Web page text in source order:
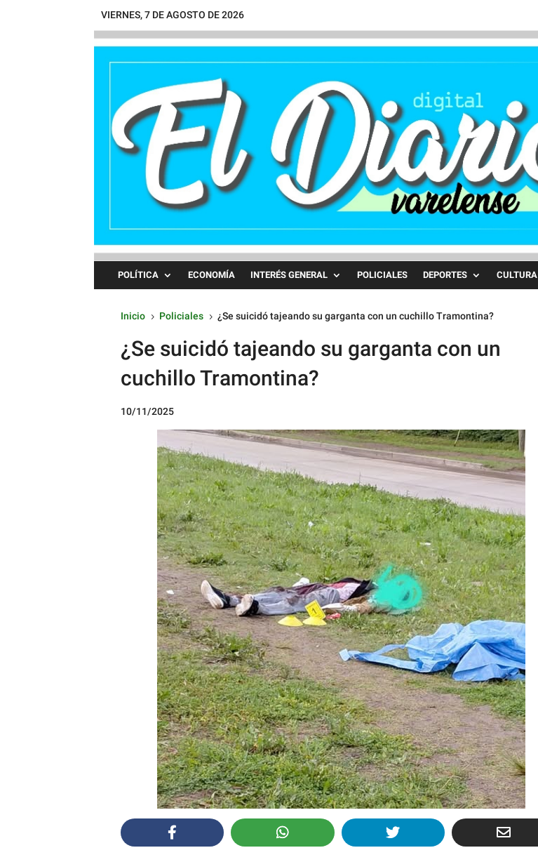
VIERNES, 7 DE AGOSTO DE 2026
POLÍTICA ECONOMÍA INTERÉS GENERAL POLICIALES DEPORTES CULTURA
Inicio 5 Policiales 5 ¿Se suicidó tajeando su garganta con un cuchillo Tramontina?
¿Se suicidó tajeando su garganta con un
cuchillo Tramontina?
10/11/2025